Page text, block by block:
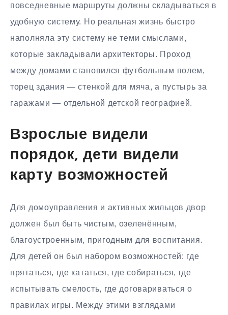
повседневные маршруты должны складываться в
удобную систему. Но реальная жизнь быстро
наполняла эту систему не теми смыслами,
которые закладывали архитекторы. Проход
между домами становился футбольным полем,
торец здания — стенкой для мяча, а пустырь за
гаражами — отдельной детской географией.
Взрослые видели
порядок, дети видели
карту возможностей
Для домоуправления и активных жильцов двор
должен был быть чистым, озеленённым,
благоустроенным, пригодным для воспитания.
Для детей он был набором возможностей: где
прятаться, где кататься, где собираться, где
испытывать смелость, где договариваться о
правилах игры. Между этими взглядами